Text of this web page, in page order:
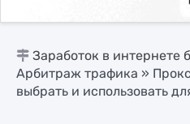
Заработок в интернете
Арбитраж трафика »
выбрать и использовать